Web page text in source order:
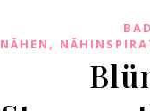
NÄHEN ,